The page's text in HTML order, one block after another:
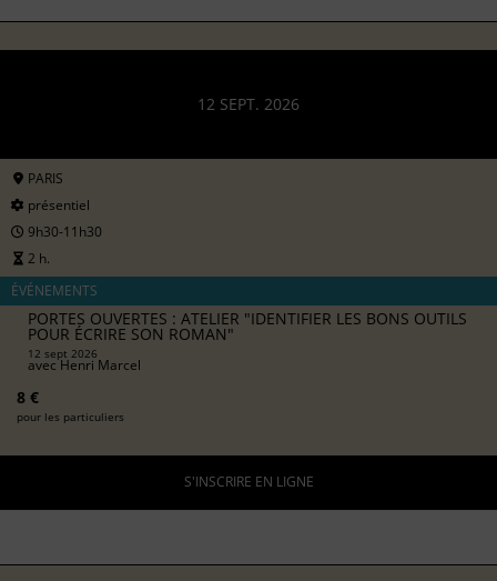
12 SEPT. 2026
PARIS
présentiel
9h30-11h30
2 h.
ÉVÉNEMENTS
PORTES OUVERTES : ATELIER "IDENTIFIER LES BONS OUTILS
POUR ÉCRIRE SON ROMAN"
12 sept 2026
avecHenri Marcel
8 €
pour les particuliers
S'INSCRIRE EN LIGNE